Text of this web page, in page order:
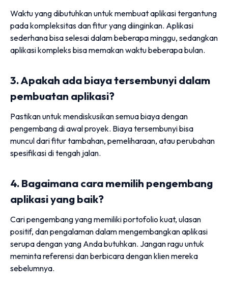
Waktu yang dibutuhkan untuk membuat aplikasi tergantung
pada kompleksitas dan fitur yang diinginkan. Aplikasi
sederhana bisa selesai dalam beberapa minggu, sedangkan
aplikasi kompleks bisa memakan waktu beberapa bulan.
3. Apakah ada biaya tersembunyi dalam
pembuatan aplikasi?
Pastikan untuk mendiskusikan semua biaya dengan
pengembang di awal proyek. Biaya tersembunyi bisa
muncul dari fitur tambahan, pemeliharaan, atau perubahan
spesifikasi di tengah jalan.
4. Bagaimana cara memilih pengembang
aplikasi yang baik?
Cari pengembang yang memiliki portofolio kuat, ulasan
positif, dan pengalaman dalam mengembangkan aplikasi
serupa dengan yang Anda butuhkan. Jangan ragu untuk
meminta referensi dan berbicara dengan klien mereka
sebelumnya.